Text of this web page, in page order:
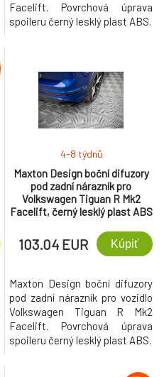
Facelift. Povrchová úprava
spoileru černý lesklý plast ABS.
Maxton Design boční difuzory
pod zadní nárazník pro
Volkswagen Tiguan R Mk2
Facelift, černý lesklý plast ABS
4-8 týdnů
103.04 EUR Kúpiť
Maxton Design boční difuzory
pod zadní nárazník pro vozidlo
Volkswagen Tiguan R Mk2
Facelift. Povrchová úprava
spoileru černý lesklý plast ABS.